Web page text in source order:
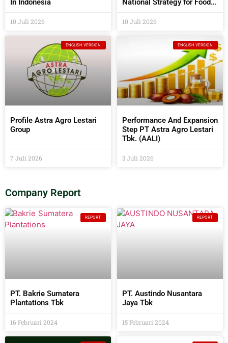
In Indonesia
10 Juli 2026
National Strategy for Food
10 Juli 2026
ENGLISH VERSION
Profile Astra Agro Lestari
Group
7 Juli 2026
ENGLISH VERSION
Performance And Expansion
Step PT Astra Agro Lestari
Tbk. (AALI)
3 Juli 2026
Company Report
REPORT
PT. Bakrie Sumatera
Plantations Tbk
16 Februari 2024
REPORT
PT. Austindo Nusantara
Jaya Tbk
15 Februari 2024